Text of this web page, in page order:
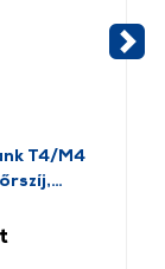
T4/M4